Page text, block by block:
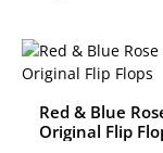
Red & Blue
Original Flip